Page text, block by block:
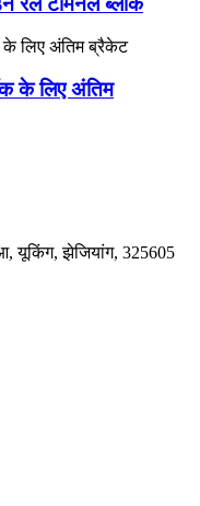
के लिए अंतिम
यूकिंग, झेजियांग, 325605